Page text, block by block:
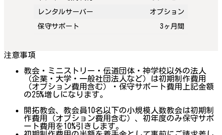
レンタルサーバー オプション
保守サポート 3ヶ月間
注意事項
教会・ミニストリー・伝道団体・神学校以外の法人
（企業・大学・一般社団法人など）は初期制作費用
（オプション費用含む）・保守サポート費用上記金額
の25%増しになります。
開拓教会、教会員10名以下の小規模人数教会は初期制
作費用（オプション費用含む）、初年度のみ保守サポ
ート費用を10%引きします。